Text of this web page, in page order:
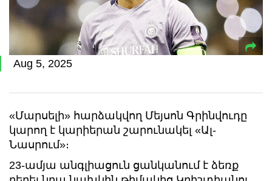
Aug 5, 2025
«Մարսելի» հարձակվող Մեյսոն Գրինվուդը
կարող է կարիերան շարունակել «Ալ-
Նասրում»։
23-ամյա անգլիացուն ցանկանում է ձեռք